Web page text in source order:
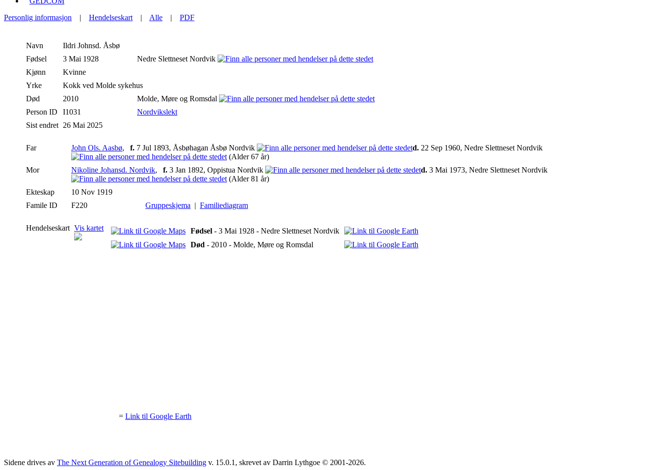
Personlig informasjon | Hendelseskart | Alle | PDF
Navn Ildri Johnsd. Åsbø
Fødsel
3 Mai 1928
Nedre Slettneset Nordvik
Kjønn
Kvinne
Yrke
Kokk ved Molde sykehus
Død
2010
Molde, Møre og Romsdal
Person ID
I1031
Nordvikslekt
Sist endret 26 Mai 2025
Far John Ols. Aasbø, f. 7 Jul 1893, Åsbøhagan Åsbø Nordvik d. 22 Sep 1960, Nedre Slettneset Nordvik
(Alder 67 år)
Mor
Nikoline Johansd. Nordvik, f. 3 Jan 1892, Oppistua Nordvik d. 3 Mai 1973, Nedre Slettneset Nordvik
(Alder 81 år)
Ekteskap
10 Nov 1919
Famile ID
F220 Gruppeskjema | Familiediagram
Hendelseskart Vis kartet Fødsel - 3 Mai 1928 - Nedre Slettneset Nordvik
Død - 2010 - Molde, Møre og Romsdal
= Link til Google Earth
Sidene drives av The Next Generation of Genealogy Sitebuilding v. 15.0.1, skrevet av Darrin Lythgoe © 2001-2026.